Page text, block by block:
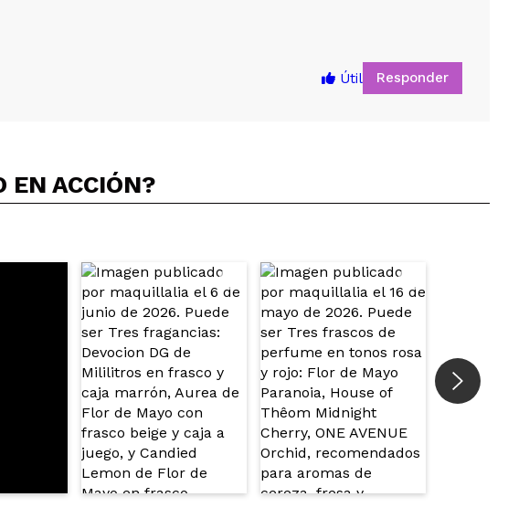
5/5
Útil Responder
EN ACCIÓN?